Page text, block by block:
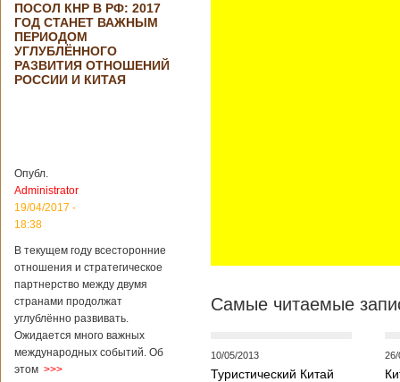
собираются
разрабатывать
тяжелый
вертолет
планируется
подписание
контракта на
разработку
вертолета. Такое
заявление сделала
региональной
политике и
международному
сотрудничеству
государственной
корпорации
ПОСОЛ КНР В РФ: 2017
ГОД СТАНЕТ ВАЖНЫМ
ПЕРИОДОМ
УГЛУБЛЁННОГО
РАЗВИТИЯ ОТНОШЕНИЙ
РОССИИ И КИТАЯ
Опубл.
Administrator
19/04/2017 -
18:38
В текущем году всесторонние
отношения и стратегическое
партнерство между двумя
странами продолжат
углублённо развивать.
Ожидается много важных
международных событий. Об
этом >>>
Самые читаемые
10/05/2013
Туристический Китай
26/